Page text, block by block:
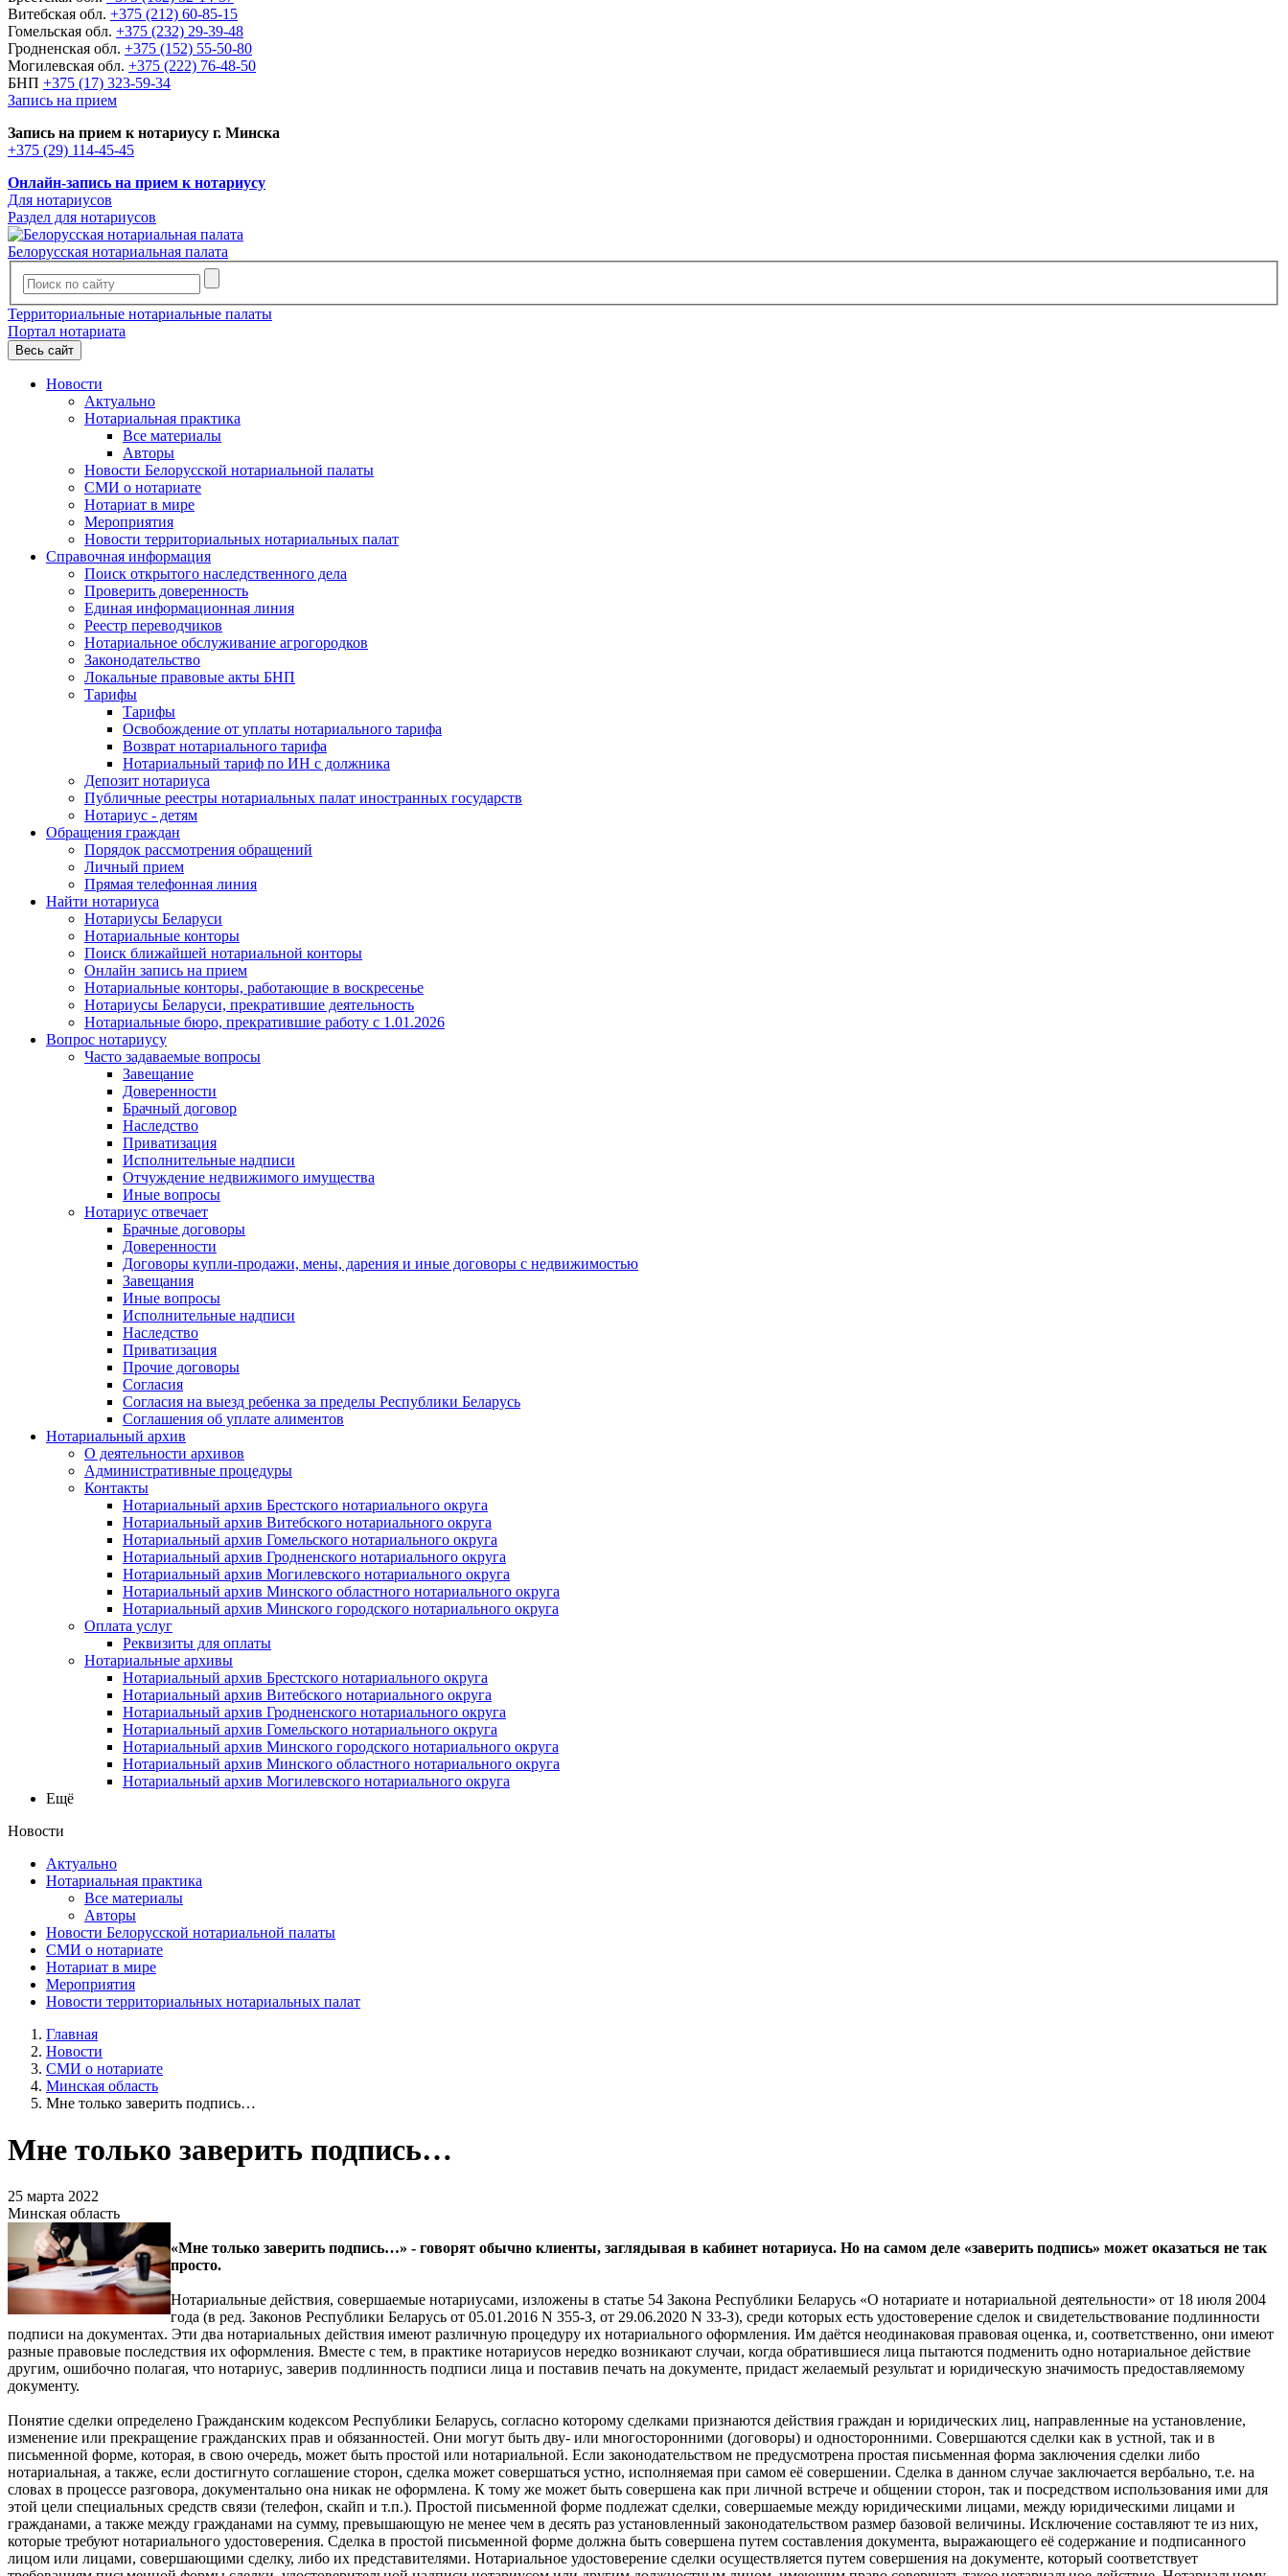
Витебская обл. +375 (212) 60-85-15
Гомельская обл. +375 (232) 29-39-48
Гродненская обл. +375 (152) 55-50-80
Могилевская обл. +375 (222) 76-48-50
БНП +375 (17) 323-59-34
Запись на прием
Запись на прием к нотариусу г. Минска
+375 (29) 114-45-45
Онлайн-запись на прием к нотариусу
Для нотариусов
Раздел для нотариусов
Белорусская нотариальная палата
Территориальные нотариальные палаты
Портал нотариата
Весь сайт
Новости
Актуально
Нотариальная практика
Все материалы
Авторы
Новости Белорусской нотариальной палаты
СМИ о нотариате
Нотариат в мире
Мероприятия
Новости территориальных нотариальных палат
Справочная информация
Поиск открытого наследственного дела
Проверить доверенность
Единая информационная линия
Реестр переводчиков
Нотариальное обслуживание агрогородков
Законодательство
Локальные правовые акты БНП
Тарифы
Тарифы
Освобождение от уплаты нотариального тарифа
Возврат нотариального тарифа
Нотариальный тариф по ИН с должника
Депозит нотариуса
Публичные реестры нотариальных палат иностранных государств
Нотариус - детям
Обращения граждан
Порядок рассмотрения обращений
Личный прием
Прямая телефонная линия
Найти нотариуса
Нотариусы Беларуси
Нотариальные конторы
Поиск ближайшей нотариальной конторы
Онлайн запись на прием
Нотариальные конторы, работающие в воскресенье
Нотариусы Беларуси, прекратившие деятельность
Нотариальные бюро, прекратившие работу с 1.01.2026
Вопрос нотариусу
Часто задаваемые вопросы
Завещание
Доверенности
Брачный договор
Наследство
Приватизация
Исполнительные надписи
Отчуждение недвижимого имущества
Иные вопросы
Нотариус отвечает
Брачные договоры
Доверенности
Договоры купли-продажи, мены, дарения и иные договоры с недвижимостью
Завещания
Иные вопросы
Исполнительные надписи
Наследство
Приватизация
Прочие договоры
Согласия
Согласия на выезд ребенка за пределы Республики Беларусь
Соглашения об уплате алиментов
Нотариальный архив
О деятельности архивов
Административные процедуры
Контакты
Нотариальный архив Брестского нотариального округа
Нотариальный архив Витебского нотариального округа
Нотариальный архив Гомельского нотариального округа
Нотариальный архив Гродненского нотариального округа
Нотариальный архив Могилевского нотариального округа
Нотариальный архив Минского областного нотариального округа
Нотариальный архив Минского городского нотариального округа
Оплата услуг
Реквизиты для оплаты
Нотариальные архивы
Нотариальный архив Брестского нотариального округа
Нотариальный архив Витебского нотариального округа
Нотариальный архив Гродненского нотариального округа
Нотариальный архив Гомельского нотариального округа
Нотариальный архив Минского городского нотариального округа
Нотариальный архив Минского областного нотариального округа
Нотариальный архив Могилевского нотариального округа
Ещё
Новости
Актуально
Нотариальная практика
Все материалы
Авторы
Новости Белорусской нотариальной палаты
СМИ о нотариате
Нотариат в мире
Мероприятия
Новости территориальных нотариальных палат
Главная
Новости
СМИ о нотариате
Минская область
Мне только заверить подпись…
Мне только заверить подпись…
25 марта 2022
Минская область
«Мне только заверить подпись…» - говорят обычно клиенты, заглядывая в кабинет нотариуса. Но на самом деле «заверить подпись» может оказаться не так
просто.
Нотариальные действия, совершаемые нотариусами, изложены в статье 54 Закона Республики Беларусь «О нотариате и нотариальной деятельности» от 18 июля 2004
года (в ред. Законов Республики Беларусь от 05.01.2016 N 355-З, от 29.06.2020 N 33-З), среди которых есть удостоверение сделок и свидетельствование подлинности
подписи на документах. Эти два нотариальных действия имеют различную процедуру их нотариального оформления. Им даётся неодинаковая правовая оценка, и, соответственно, они имеют
разные правовые последствия их оформления. Вместе с тем, в практике нотариусов нередко возникают случаи, когда обратившиеся лица пытаются подменить одно нотариальное действие
другим, ошибочно полагая, что нотариус, заверив подлинность подписи лица и поставив печать на документе, придаст желаемый результат и юридическую значимость предоставляемому
документу.
Понятие сделки определено Гражданским кодексом Республики Беларусь, согласно которому сделками признаются действия граждан и юридических лиц, направленные на установление,
изменение или прекращение гражданских прав и обязанностей. Они могут быть дву- или многосторонними (договоры) и односторонними. Совершаются сделки как в устной, так и в
письменной форме, которая, в свою очередь, может быть простой или нотариальной. Если законодательством не предусмотрена простая письменная форма заключения сделки либо
нотариальная, а также, если достигнуто соглашение сторон, сделка может совершаться устно, исполняемая при самом её совершении. Сделка в данном случае заключается вербально, т.е. на
словах в процессе разговора, документально она никак не оформлена. К тому же может быть совершена как при личной встрече и общении сторон, так и посредством использования ими для
этой цели специальных средств связи (телефон, скайп и т.п.). Простой письменной форме подлежат сделки, совершаемые между юридическими лицами, между юридическими лицами и
гражданами, а также между гражданами на сумму, превышающую не менее чем в десять раз установленный законодательством размер базовой величины. Исключение составляют те из них,
которые требуют нотариального удостоверения. Сделка в простой письменной форме должна быть совершена путем составления документа, выражающего её содержание и подписанного
лицом или лицами, совершающими сделку, либо их представителями. Нотариальное удостоверение сделки осуществляется путем совершения на документе, который соответствует